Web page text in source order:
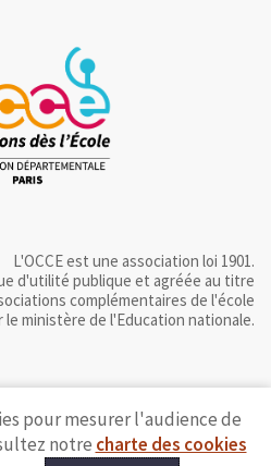
L'OCCE est une association loi 1901.
d'utilité publique et agréée au titre
complémentaires de l'école
le ministère de l'Education nationale.
pour mesurer l'audience de
notre charte des cookies